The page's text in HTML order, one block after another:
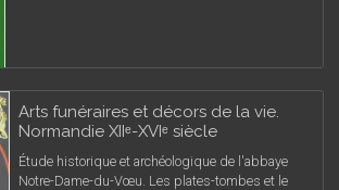
Arts funéraires et décors de la vie.
Normandie XIIᵉ-XVIᵉ siècle
Étude historique et archéologique de l'abbaye
Notre-Dame-du-Vœu. Les plates-tombes et le